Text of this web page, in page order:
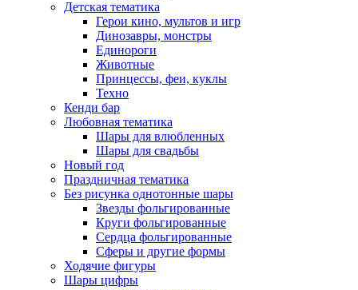
Детская тематика
Герои кино, мультов и игр
Динозавры, монстры
Единороги
Животные
Принцессы, феи, куклы
Техно
Кенди бар
Любовная тематика
Шары для влюбленных
Шары для свадьбы
Новый год
Праздничная тематика
Без рисунка однотонные шары
Звезды фольгированные
Круги фольгированные
Сердца фольгированные
Сферы и другие формы
Ходячие фигуры
Шары цифры